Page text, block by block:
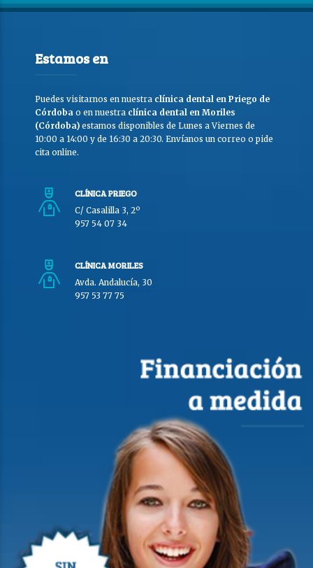
Estamos en
Puedes visitarnos en nuestra clínica dental en Priego de
Córdoba o en nuestra clínica dental en Moriles
(Córdoba) estamos disponibles de Lunes a Viernes de
10:00 a 14:00 y de 16:30 a 20:30. Envíanos un correo o pide
cita online.
CLÍNICA PRIEGO
C/ Casalilla 3, 2º
957 54 07 34
CLÍNICA MORILES
Avda. Andalucía, 30
957 53 77 75